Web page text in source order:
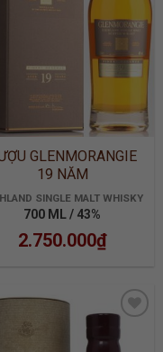
GLENMORANGIE
19 NĂM
SINGLE MALT WHISKY
700 ML / 43%
2.750.000₫